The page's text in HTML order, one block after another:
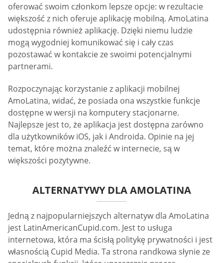
oferować swoim członkom lepsze opcje: w rezultacie
większość z nich oferuje aplikację mobilną. AmoLatina
udostępnia również aplikację. Dzięki niemu ludzie
mogą wygodniej komunikować się i cały czas
pozostawać w kontakcie ze swoimi potencjalnymi
partnerami.
Rozpoczynając korzystanie z aplikacji mobilnej
AmoLatina, widać, że posiada ona wszystkie funkcje
dostępne w wersji na komputery stacjonarne.
Najlepsze jest to, że aplikacja jest dostępna zarówno
dla użytkowników iOS, jak i Androida. Opinie na jej
temat, które można znaleźć w internecie, są w
większości pozytywne.
ALTERNATYWY DLA AMOLATINA
Jedną z najpopularniejszych alternatyw dla AmoLatina
jest LatinAmericanCupid.com. Jest to usługa
internetowa, która ma ścisłą politykę prywatności i jest
własnością Cupid Media. Ta strona randkowa słynie ze